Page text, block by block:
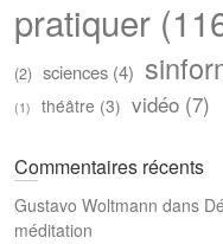
pratiquer
(2) sciences (4)
(1)
théâtre (3) vidéo (7)
Commentaires récents
Gustavo Woltmann dans
méditation